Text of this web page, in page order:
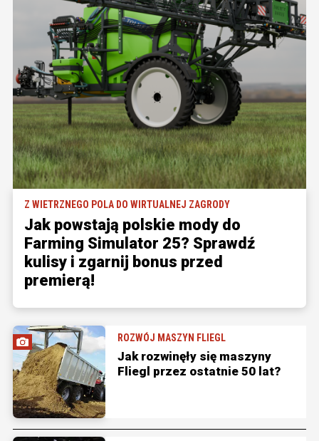
Z WIETRZNEGO POLA DO WIRTUALNEJ ZAGRODY
Jak powstają polskie mody do
Farming Simulator 25? Sprawdź
kulisy i zgarnij bonus przed
premierą!
ROZWÓJ MASZYN FLIEGL
Jak rozwinęły się maszyny
Fliegl przez ostatnie 50 lat?